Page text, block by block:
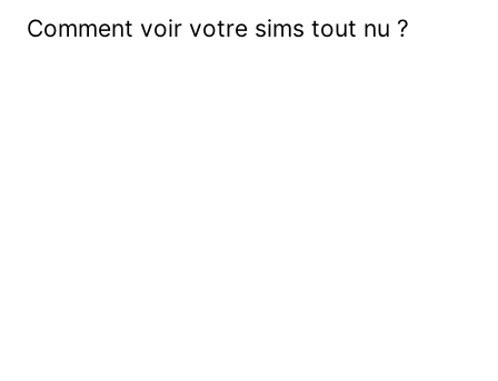
Comment voir votre sims tout nu ?